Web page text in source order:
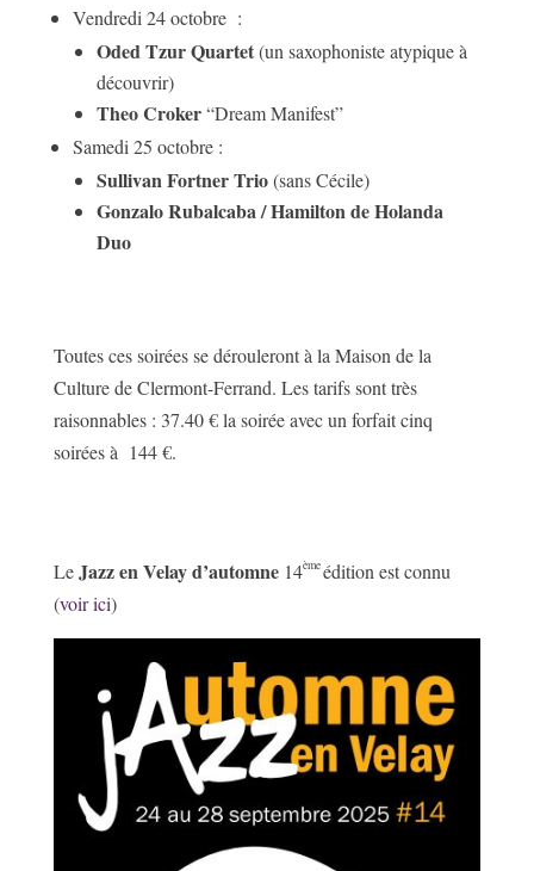
Vendredi 24 octobre :
Oded Tzur Quartet(un saxophoniste atypique à
découvrir)
Theo Croker“Dream Manifest”
Samedi 25 octobre :
Sullivan Fortner Trio(sans Cécile)
Gonzalo Rubalcaba / Hamilton de Holanda
Duo
Toutes ces soirées se dérouleront à la Maison de la
Culture de Clermont-Ferrand. Les tarifs sont très
raisonnables : 37.40 € la soirée avec un forfait cinq
soirées à 144 €.
LeJazz en Velay d’automne14èmeédition est connu
(voir ici)